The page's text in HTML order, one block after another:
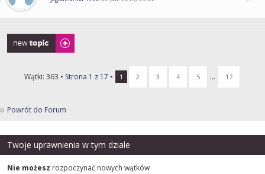
Napisz wątek
Wątki: 363 • Strona 1 z 17 • 1 2 3 4 5 ... 17
Powrót do Forum
Twoje uprawnienia w tym dziale
Nie możesz rozpoczynać nowych wątków